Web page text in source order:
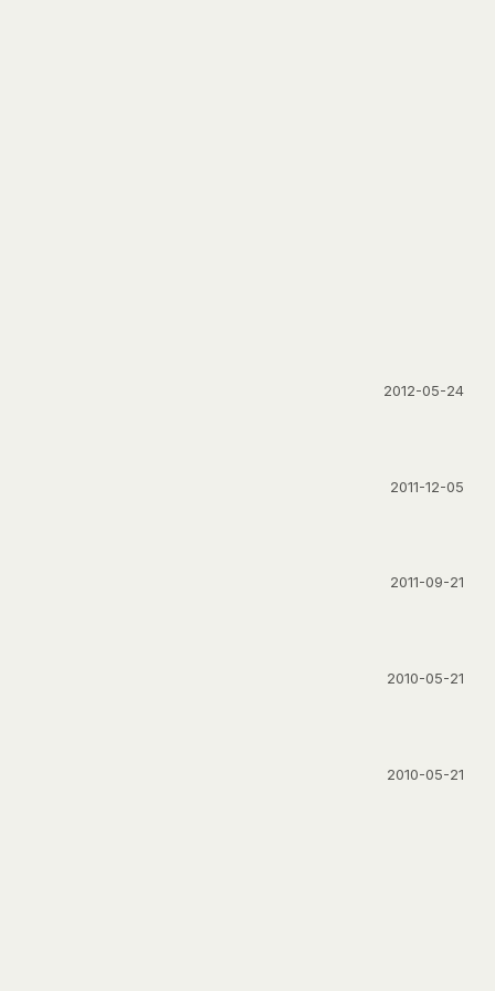
2012-05-24
2011-12-05
2011-09-21
2010-05-21
2010-05-21